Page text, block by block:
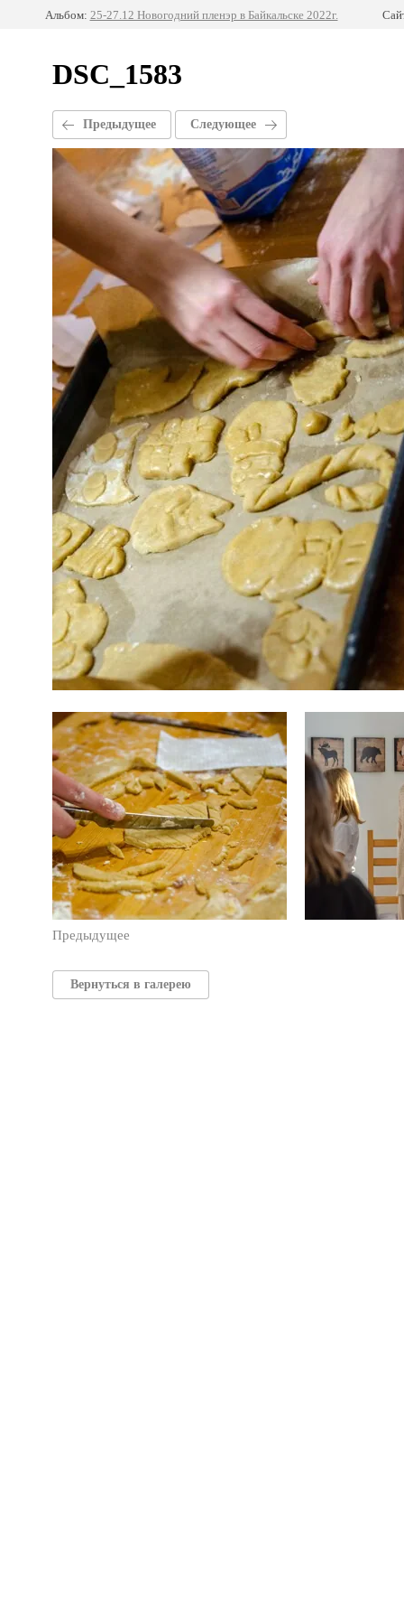
Альбом: 25-27.12 Новогодний пленэр в Байкальске 2022г.
DSC_1583
Предыдущее Следующее
Предыдущее
Вернуться в галерею